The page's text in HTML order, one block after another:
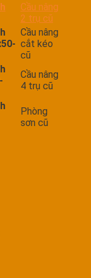
Cầu nâng
2 trụ cũ
Cầu nâng
cắt kéo
cũ
Cầu nâng
4 trụ cũ
Phòng
sơn cũ